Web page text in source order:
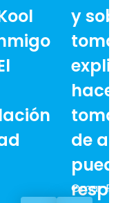
y
de
Omar F.